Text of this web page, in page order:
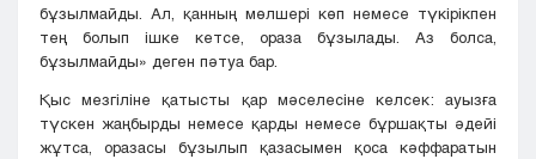
бұзылмайды. Ал, қанның мөлшері көп немесе түкірікпен
тең болып ішке кетсе, ораза бұзылады. Аз болса,
бұзылмайды» деген пәтуа бар.
Қыс мезгіліне қатысты қар мәселесіне келсек: ауызға
түскен жаңбырды немесе қарды немесе бұршақты әдейі
жұтса, оразасы бұзылып қазасымен қоса кәффаратын